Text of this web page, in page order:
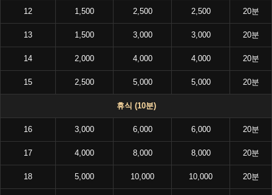
12 1,500 2,500 2,500 20분
13 1,500 3,000 3,000 20분
14 2,000 4,000 4,000 20분
15 2,500 5,000 5,000 20분
휴식 (10분)
16 3,000 6,000 6,000 20분
17 4,000 8,000 8,000 20분
18 5,000 10,000 10,000 20분